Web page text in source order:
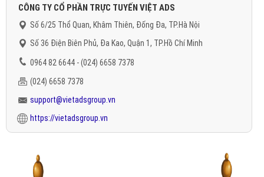
CÔNG TY CỔ PHẦN TRỰC TUYẾN VIỆT ADS
Số 6/25 Thổ Quan, Khâm Thiên, Đống Đa, TP.Hà Nội
Số 36 Điện Biên Phủ, Đa Kao, Quận 1, TP.Hồ Chí Minh
0964 82 6644 - (024) 6658 7378
(024) 6658 7378
support@vietadsgroup.vn
https://vietadsgroup.vn